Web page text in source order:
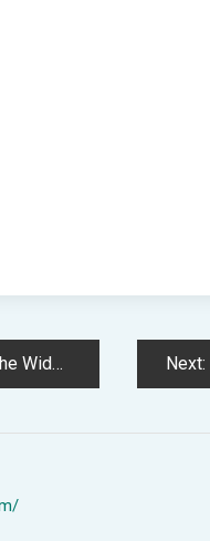
Cabaca.id Next: